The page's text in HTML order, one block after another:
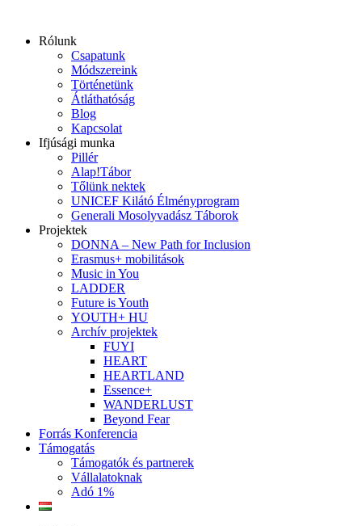
tartalomhoz
Rólunk
Csapatunk
Módszereink
Történetünk
Átláthatóság
Blog
Kapcsolat
Ifjúsági munka
Pillér
Alap!Tábor
Tőlünk nektek
UNICEF Kilátó Élményprogram
Generali Mosolyvadász Táborok
Projektek
DONNA – New Path for Inclusion
Erasmus+ mobilitások
Music in You
LADDER
Future is Youth
YOUTH+ HU
Archív projektek
FUYI
HEART
HEARTLAND
Essence+
WANDERLUST
Beyond Fear
Forrás Konferencia
Támogatás
Támogatók és partnerek
Vállalatoknak
Adó 1%